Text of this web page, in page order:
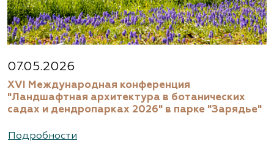
07.05.2026
XVI Международная конференция
"Ландшафтная архитектура в ботанических
садах и дендропарках 2026" в парке "Зарядье"
Подробности